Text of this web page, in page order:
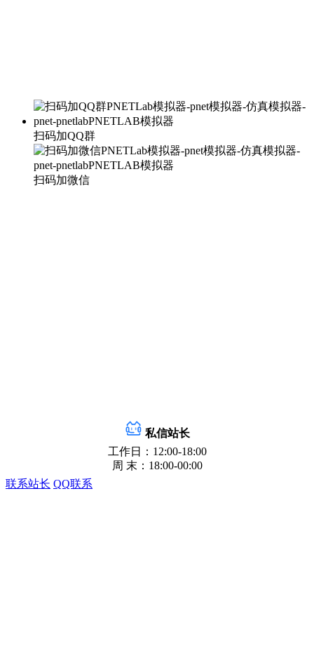
扫码加QQ群
扫码加微信
私信站长
工作日：12:00-18:00
周 末：18:00-00:00
联系站长 QQ联系